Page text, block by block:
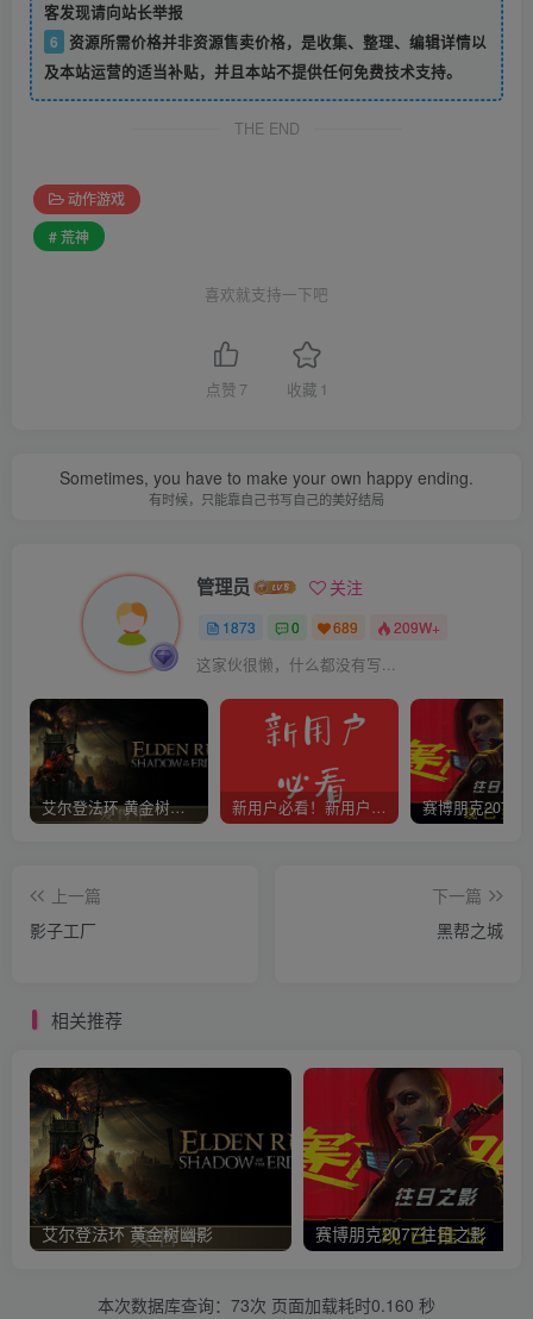
客发现请向站长举报
6
资源所需价格并非资源售卖价格，是收集、整理、编辑详情以
及本站运营的适当补贴，并且本站不提供任何免费技术支持。
THE END
动作游戏
# 荒神
喜欢就支持一下吧
点赞 7 收藏 1
Sometimes, you have to make your own happy ending.
有时候，只能靠自己书写自己的美好结局
管理员 关注
1873 0 689 209W+
这家伙很懒，什么都没有写...
艾尔登法环 黄金树幽影 新用户必看！新用户必看！新用户必看！！！
上一篇
影子工厂
下一篇
黑帮之城
相关推荐
艾尔登法环 黄金树幽影 赛博朋克2077往日之影
本次数据库查询：73次 页面加载耗时0.160 秒